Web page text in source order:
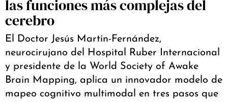
las funciones más complejas del
cerebro
El Doctor Jesús Martín-Fernández,
neurocirujano del Hospital Ruber Internacional
y presidente de la World Society of Awake
Brain Mapping, aplica un innovador modelo de
mapeo cognitivo multimodal en tres pasos que